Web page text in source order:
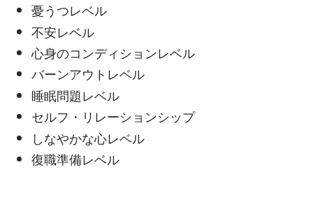
憂うつレベル
不安レベル
心身のコンディションレベル
バーンアウトレベル
睡眠問題レベル
セルフ・リレーションシップ
しなやかな心レベル
復職準備レベル